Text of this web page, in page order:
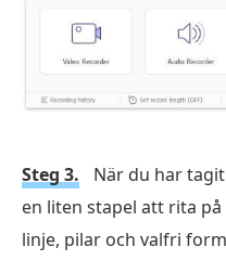
Gratis
Steg 3.
När du har
en liten stapel att rita
linje, pilar och valfri